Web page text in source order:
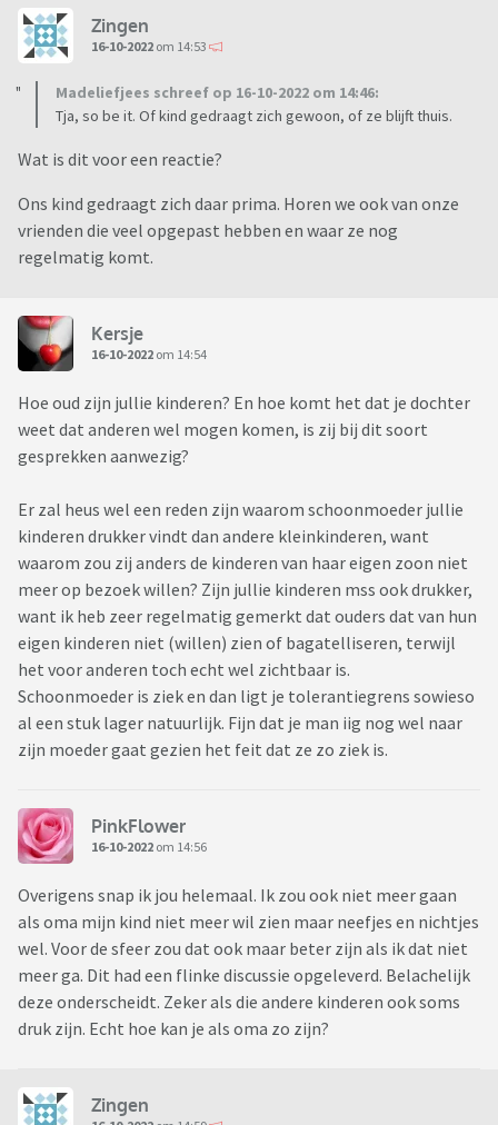
Zingen
16-10-2022 om 14:53
Madeliefjees schreef op 16-10-2022 om 14:46:
Tja, so be it. Of kind gedraagt zich gewoon, of ze blijft thuis.
Wat is dit voor een reactie?
Ons kind gedraagt zich daar prima. Horen we ook van onze
vrienden die veel opgepast hebben en waar ze nog
regelmatig komt.
Kersje
16-10-2022 om 14:54
Hoe oud zijn jullie kinderen? En hoe komt het dat je dochter
weet dat anderen wel mogen komen, is zij bij dit soort
gesprekken aanwezig?
Er zal heus wel een reden zijn waarom schoonmoeder jullie
kinderen drukker vindt dan andere kleinkinderen, want
waarom zou zij anders de kinderen van haar eigen zoon niet
meer op bezoek willen? Zijn jullie kinderen mss ook drukker,
want ik heb zeer regelmatig gemerkt dat ouders dat van hun
eigen kinderen niet (willen) zien of bagatelliseren, terwijl
het voor anderen toch echt wel zichtbaar is.
Schoonmoeder is ziek en dan ligt je tolerantiegrens sowieso
al een stuk lager natuurlijk. Fijn dat je man iig nog wel naar
zijn moeder gaat gezien het feit dat ze zo ziek is.
PinkFlower
16-10-2022 om 14:56
Overigens snap ik jou helemaal. Ik zou ook niet meer gaan
als oma mijn kind niet meer wil zien maar neefjes en nichtjes
wel. Voor de sfeer zou dat ook maar beter zijn als ik dat niet
meer ga. Dit had een flinke discussie opgeleverd. Belachelijk
deze onderscheidt. Zeker als die andere kinderen ook soms
druk zijn. Echt hoe kan je als oma zo zijn?
Zingen